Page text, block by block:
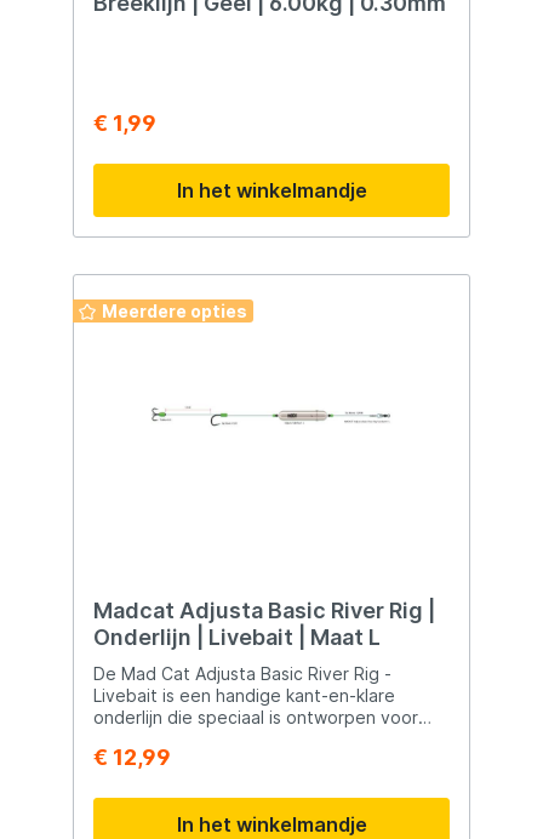
€ 1,99
In het winkelmandje
Meerdere opties
Madcat Adjusta Basic River Rig |
Onderlijn | Livebait | Maat L
De Mad Cat Adjusta Basic River Rig -
Livebait is een handige kant-en-klare
onderlijn die speciaal is ontworpen voor
rivieren met een aasvis van 15 tot 17 cm.
Ultra Soft Mono.
€ 12,99
In het winkelmandje